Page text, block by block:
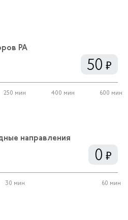
РА
50
250 мин 400 мин 600 мин
направления
0
30 мин 60 мин